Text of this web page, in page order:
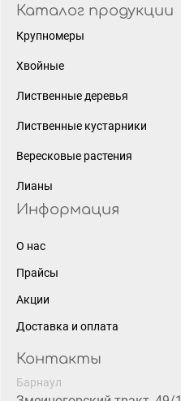
Каталог продукции
Крупномеры
Хвойные
Лиственные деревья
Лиственные кустарники
Вересковые растения
Лианы
Информация
О нас
Прайсы
Акции
Доставка и оплата
Контакты
Барнаул